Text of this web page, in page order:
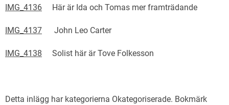
IMG_4136 Här är Ida och Tomas mer framträdande
IMG_4137 John Leo Carter
IMG_4138 Solist här är Tove Folkesson
Detta inlägg har kategorierna Okategoriserade. Bokmärk